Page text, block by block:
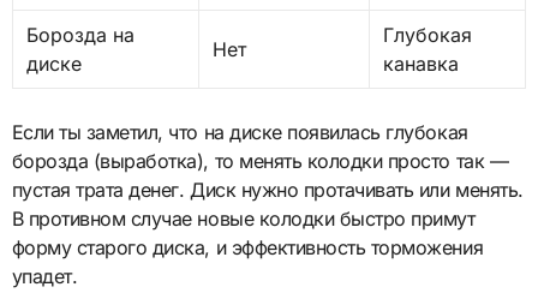
Борозда на
диске
Нет
Глубокая
канавка
Если ты заметил, что на диске появилась глубокая
борозда (выработка), то менять колодки просто так —
пустая трата денег. Диск нужно протачивать или менять.
В противном случае новые колодки быстро примут
форму старого диска, и эффективность торможения
упадет.